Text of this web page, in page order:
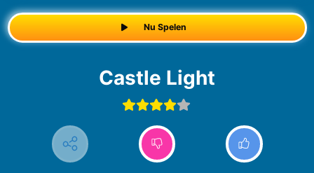
Nu Spelen
Castle Light